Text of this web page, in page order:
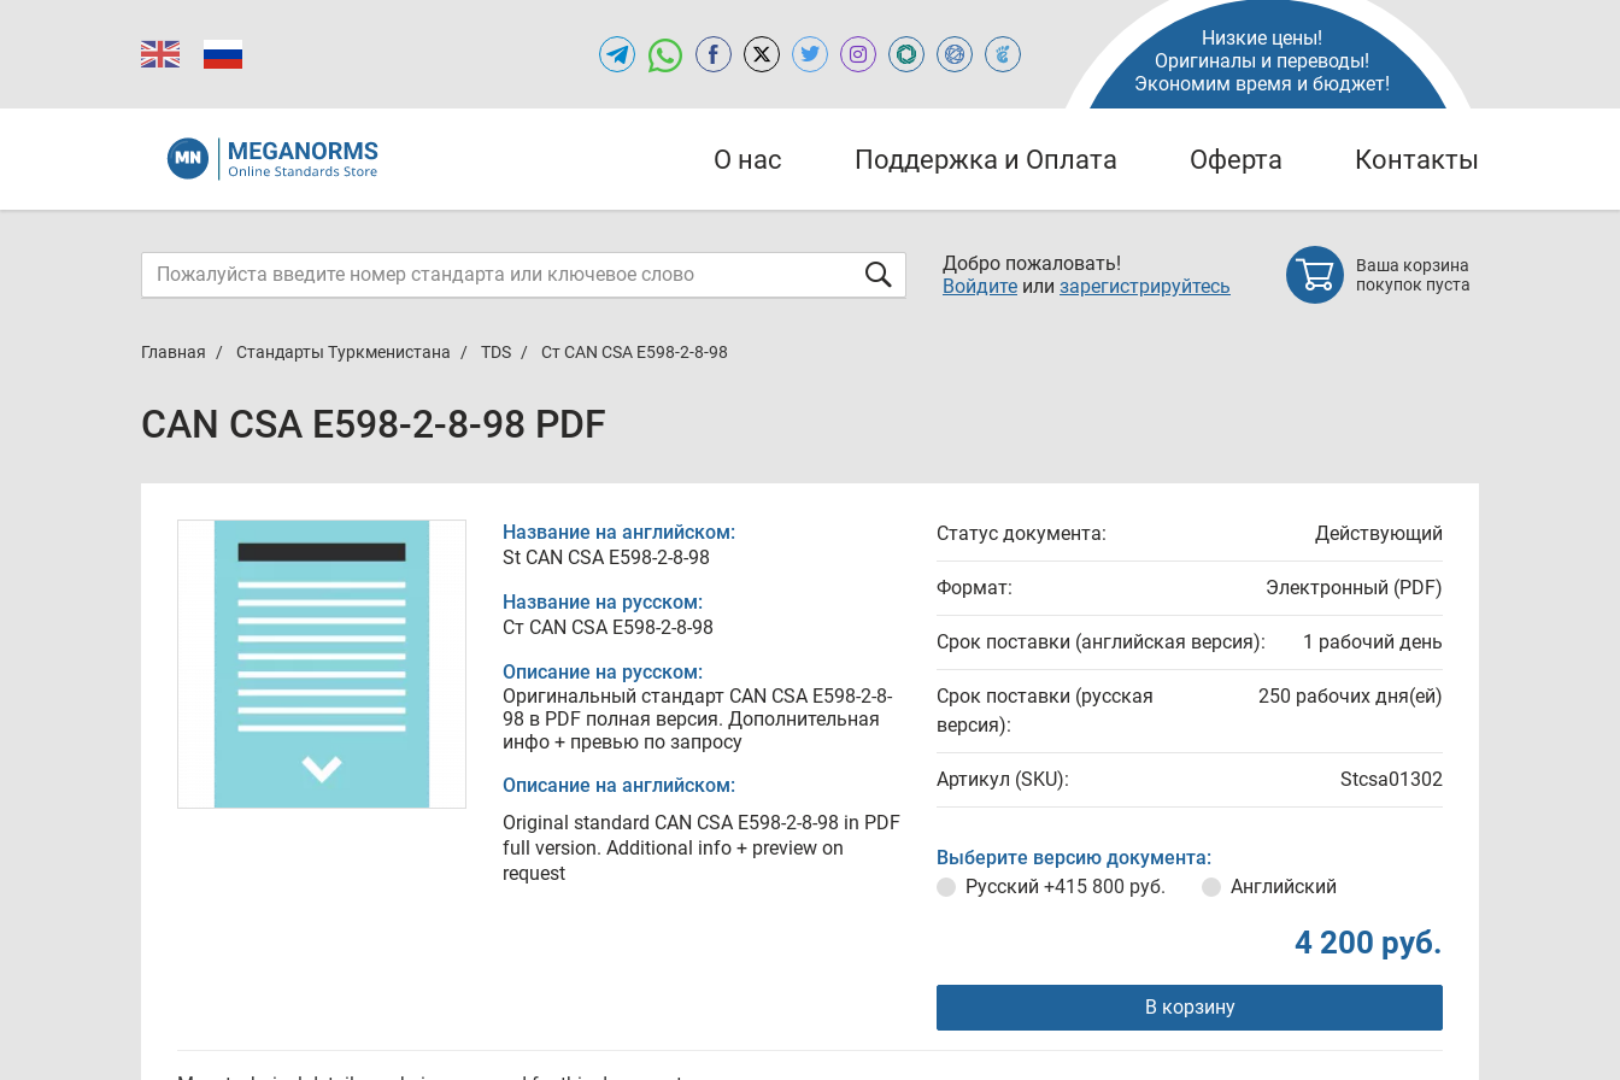
Низкие цены!
Оригиналы и переводы!
Экономим время и бюджет!
О нас Поддержка и Оплата Оферта Контакты
Добро пожаловать!
Войдите или зарегистрируйтесь
Ваша корзина
покупок пуста
Главная Стандарты Туркменистана TDS Ст CAN CSA E598-2-8-98
CAN CSA E598-2-8-98 PDF
Название на английском:
St CAN CSA E598-2-8-98
Название на русском:
Ст CAN CSA E598-2-8-98
Описание на русском:
Оригинальный стандарт CAN CSA E598-2-8-
98 в PDF полная версия. Дополнительная
инфо + превью по запросу
Описание на английском:
Original standard CAN CSA E598-2-8-98 in PDF
full version. Additional info + preview on
request
Статус документа: Действующий
Формат: Электронный (PDF)
Срок поставки (английская версия): 1 рабочий день
Срок поставки (русская
версия):
250 рабочих дня(ей)
Артикул (SKU): Stcsa01302
Выберите версию документа:
Русский +415 800 руб. Английский
4 200 руб.
В корзину